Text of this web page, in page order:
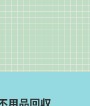
用品回収